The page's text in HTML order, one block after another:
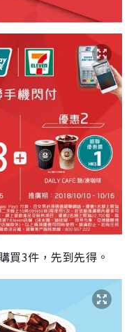
買3件，先到先得。